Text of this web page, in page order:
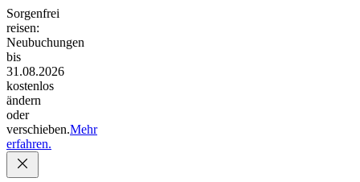
Sorgenfrei
reisen:
Neubuchungen
bis
31.08.2026
kostenlos
ändern
oder
verschieben.Mehr
erfahren.